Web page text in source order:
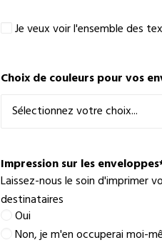
l'ensemble
textes
pour
meilleur
choix
Je veux voir l'ensemble des
Choix de couleurs pour vos
Impression sur les enveloppes
Laissez-nous le soin d'imprimer
destinataires
Oui
Non, je m'en occuperai moi-